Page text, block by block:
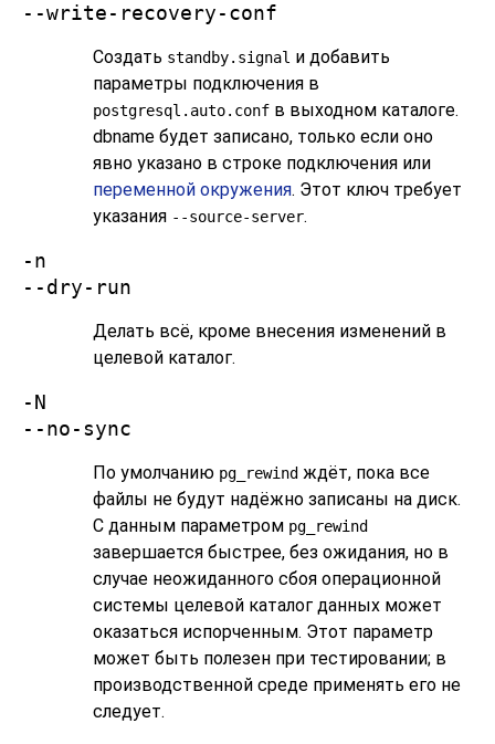
--write-recovery-conf
Создать standby.signal и добавить
параметры подключения в
postgresql.auto.conf в выходном каталоге.
dbname будет записано, только если оно
явно указано в строке подключения или
переменной окружения. Этот ключ требует
указания --source-server.
-n
--dry-run
Делать всё, кроме внесения изменений в
целевой каталог.
-N
--no-sync
По умолчанию pg_rewind ждёт, пока все
файлы не будут надёжно записаны на диск.
С данным параметром pg_rewind
завершается быстрее, без ожидания, но в
случае неожиданного сбоя операционной
системы целевой каталог данных может
оказаться испорченным. Этот параметр
может быть полезен при тестировании; в
производственной среде применять его не
следует.